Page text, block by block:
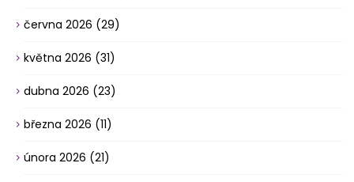
června 2026 (29)
května 2026 (31)
dubna 2026 (23)
března 2026 (11)
února 2026 (21)